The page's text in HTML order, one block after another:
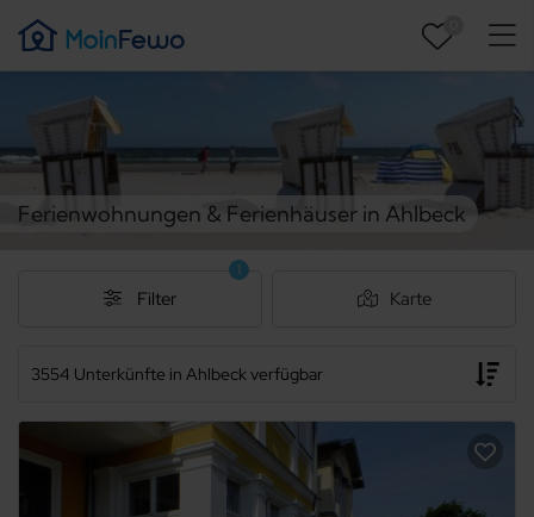
Ferienwohnungen & Ferienhäuser in Ahlbeck
3554 Unterkünfte in Ahlbeck verfügbar
Filter
1
Karte